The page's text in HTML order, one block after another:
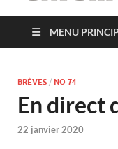
MENU
BRÈVES / NO 74
En direct
22 janvier 2020